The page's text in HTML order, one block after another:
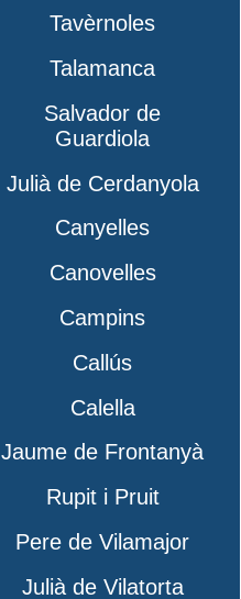
Tavèrnoles
Talamanca
Salvador de
Guardiola
Julià de Cerdanyola
Canyelles
Canovelles
Campins
Callús
Calella
Jaume de Frontanyà
Rupit i Pruit
Pere de Vilamajor
Julià de Vilatorta